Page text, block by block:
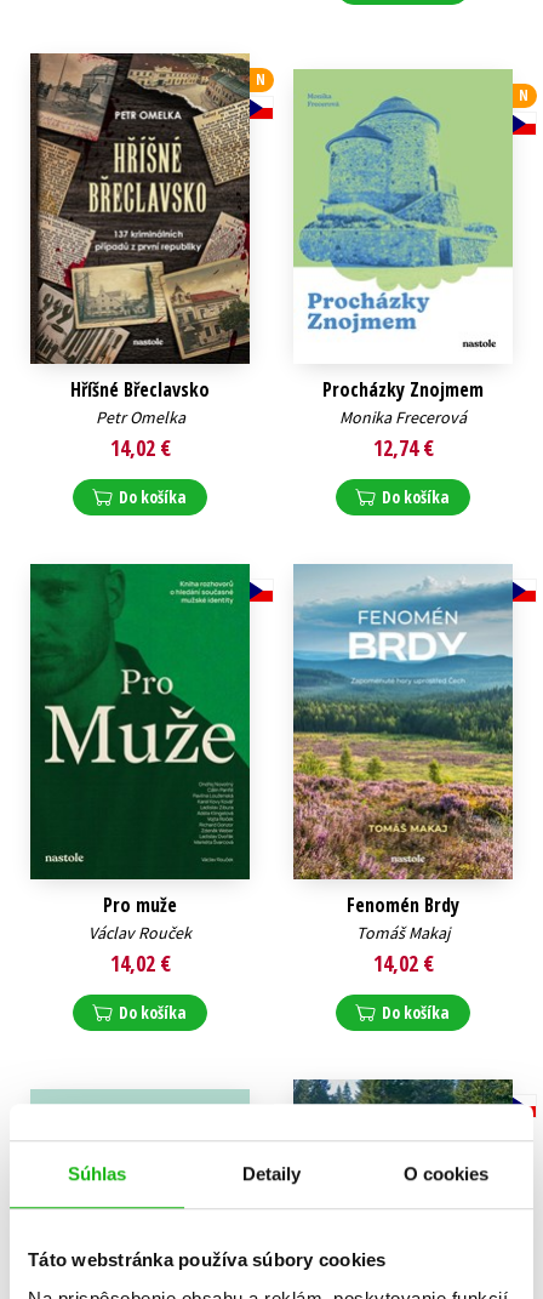
Súhlas Detaily O cookies
Táto webstránka používa súbory cookies
N
Hříšné Břeclavsko
Petr Omelka
14,02 €
Do košíka
N
Procházky Znojmem
Monika Frecerová
12,74 €
Do košíka
Pro muže
Václav Rouček
14,02 €
Do košíka
Fenomén Brdy
Tomáš Makaj
14,02 €
Do košíka